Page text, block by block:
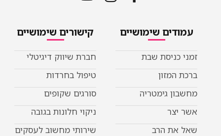
שימושיים
שבת
גימטריה
הרב
קישורים שימושיים
חברת שיווק דיגיטלי
טיפול בחרדות
סורגים שקופים
ניקוי חלונות בגובה
שירותי מחשוב לעסקים